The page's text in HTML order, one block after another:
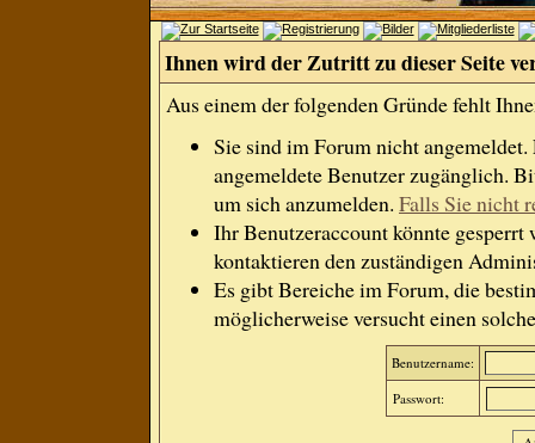
Ihnen wird der Zutritt zu dieser Seite
Aus einem der folgenden Gründe fehlt
Sie sind im Forum nicht
angemeldete Benutzer zugänglich.
um sich anzumelden. Falls Sie nicht
Ihr Benutzeraccount könnte gesperrt
kontaktieren den zuständigen
Es gibt Bereiche im Forum, die
möglicherweise versucht einen
Benutzername:
Passwort: